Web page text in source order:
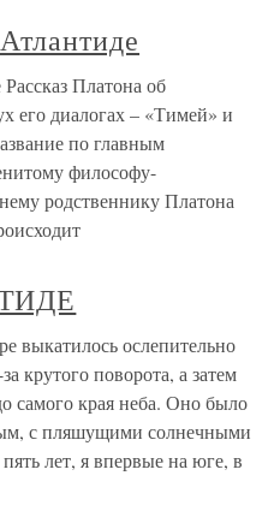
Платона об
его диалогах – «Тимей» и
по главным
философу-
родственнику Платона
ослепительно
крутого поворота, а затем
самого края неба. Оно было
с пляшущими солнечными
лет, я впервые на юге, в